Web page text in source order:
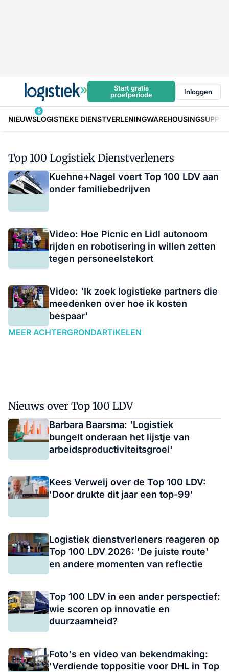
Start gratis
proefperiode
Inloggen
NIEUWS
6
LOGISTIEKE DIENSTVERLENINGWAREHOUSING
Top 100 Logistiek Dienstverleners
Kuehne+Nagel voert Top 100 LDV aan
onder familiebedrijven
Video: Hoe Picnic en Lidl autonoom
rijden en robotisering in willen zetten
tegen personeelstekort
Video: 'Ik zoek logistieke partners die
meedenken over hoe ik kosten
bespaar'
MEER ACHTERGRONDARTIKELEN
Nieuws over Top 100 LDV
Barbara Baarsma: 'Logistiek
bungelt onderaan het lijstje van
arbeidsproductiviteitsgroei'
Kees Verweij over de Top 100 LDV:
'Door drukte dit jaar een top-99'
Logistiek dienstverleners reageren op
Top 100 LDV 2026: 'De juiste route'
en andere momenten van reflectie
Top 100 LDV in een ander perspectief:
wie scoren op innovatie en
duurzaamheid?
Foto's en video van bekendmaking:
'Verdiende toppositie voor DHL in Top